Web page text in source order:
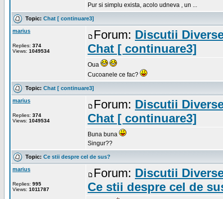
Pur si simplu exista, acolo udneva , un ...
Topic: Chat [ continuare3]
marius
Replies: 374
Views: 1049534
Forum: Discutii
Chat [ continuare3]
Oua
Cucoanele ce fac?
Topic: Chat [ continuare3]
marius
Replies: 374
Views: 1049534
Forum: Discutii
Chat [ continuare3]
Buna buna
Singur??
Topic: Ce stii despre cel de sus?
marius
Replies: 995
Views: 1011787
Forum: Discutii
Ce stii despre cel de